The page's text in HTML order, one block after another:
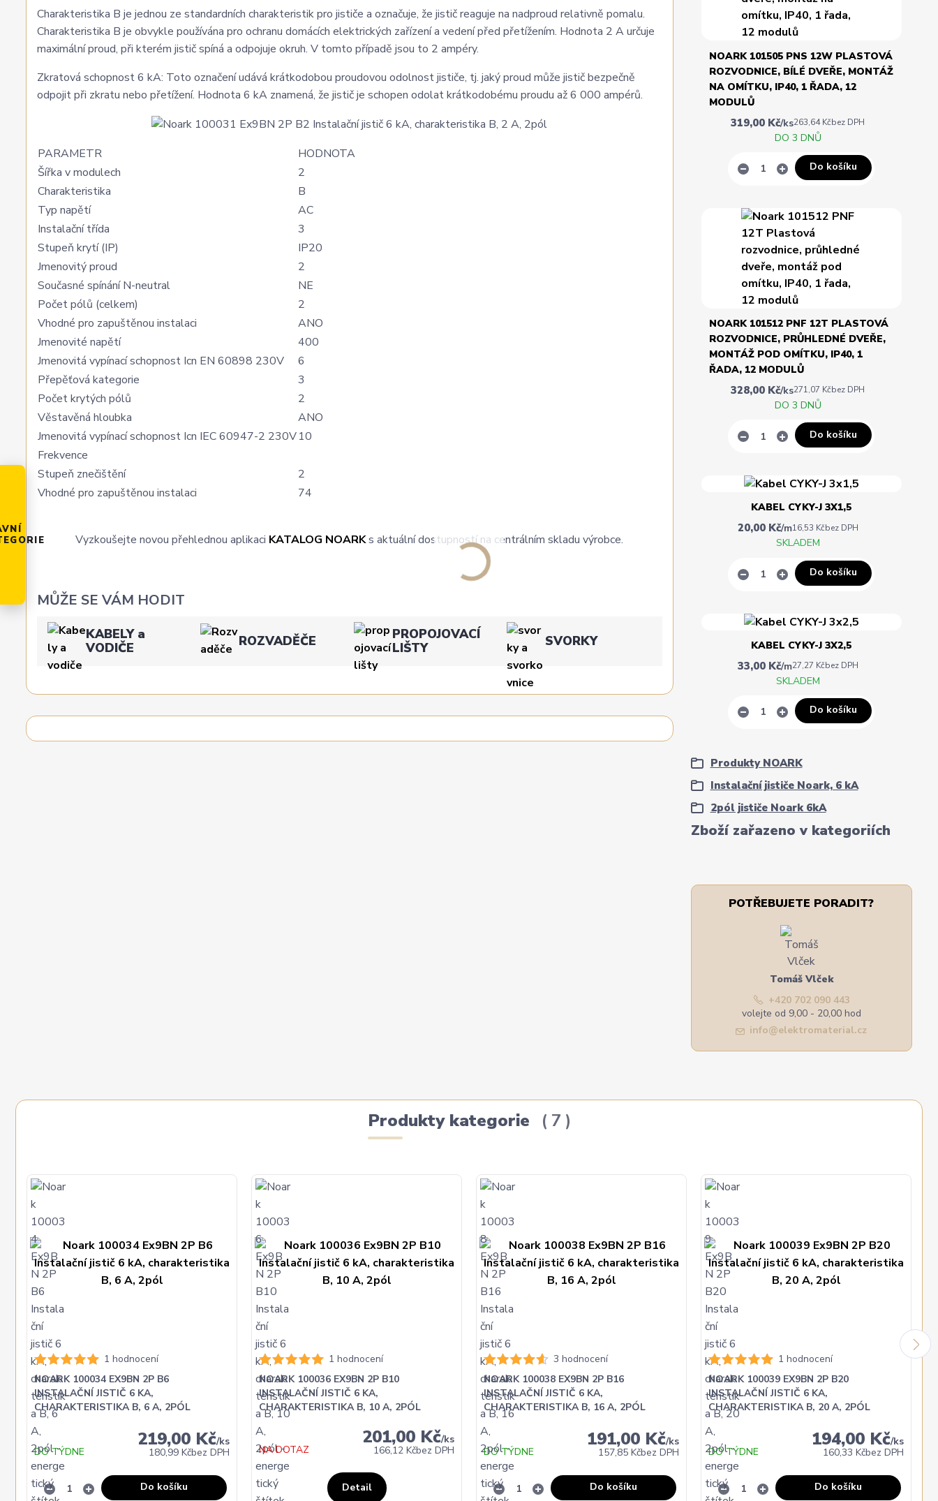
Charakteristika B je jednou ze standardních charakteristik pro jističe a označuje, že jistič reaguje na nadproud relativně pomalu.
Charakteristika B je obvykle používána pro ochranu domácích elektrických zařízení a vedení před přetížením. Hodnota 2 A určuje
maximální proud, při kterém jistič spíná a odpojuje okruh. V tomto případě jsou to 2 ampéry.
Zkratová schopnost 6 kA: Toto označení udává krátkodobou proudovou odolnost jističe, tj. jaký proud může jistič bezpečně
odpojit při zkratu nebo přetížení. Hodnota 6 kA znamená, že jistič je schopen odolat krátkodobému proudu až 6 000 ampérů.
PARAMETR
HODNOTA
Šířka v modulech
2
Charakteristika
B
Typ napětí
AC
Instalační třída
3
Stupeň krytí (IP)
IP20
Jmenovitý proud
2
Současné spínání N-neutral
NE
Počet pólů (celkem)
2
Vhodné pro zapuštěnou instalaci
ANO
Jmenovité napětí
400
Jmenovitá vypínací schopnost Icn EN 60898 230V
6
Přepěťová kategorie
3
Počet krytých pólů
2
Věstavěná hloubka
ANO
Jmenovitá vypínací schopnost Icn IEC 60947-2 230V10
Frekvence
Stupeň znečištění
2
Vhodné pro zapuštěnou instalaci
74
Vyzkoušejte novou přehlednou aplikaci KATALOG NOARKs aktuální dostupností na centrálním skladu výrobce.
MŮŽE SE VÁM HODIT
KABELY a
VODIČE
ROZVADĚČE
PROPOJOVACÍ
LIŠTY
SVORKY
Zboží zařazeno v kategoriích
Produkty NOARK
Instalační jističe Noark, 6 kA
2pól jističe Noark 6kA
NOARK 101505 PNS 12W PLASTOVÁ
ROZVODNICE, BÍLÉ DVEŘE, MONTÁŽ
NA OMÍTKU, IP40, 1 ŘADA, 12
MODULŮ
319,00 Kč/ks263,64 Kčbez DPH
DO 3 DNŮ
Do košíku
NOARK 101512 PNF 12T PLASTOVÁ
ROZVODNICE, PRŮHLEDNÉ DVEŘE,
MONTÁŽ POD OMÍTKU, IP40, 1
ŘADA, 12 MODULŮ
328,00 Kč/ks271,07 Kčbez DPH
DO 3 DNŮ
Do košíku
KABEL CYKY-J 3X1,5
20,00 Kč/m16,53 Kčbez DPH
SKLADEM
Do košíku
KABEL CYKY-J 3X2,5
33,00 Kč/m27,27 Kčbez DPH
SKLADEM
Do košíku
POTŘEBUJETE PORADIT?
Tomáš Vlček
+420 702 090 443
volejte od 9,00 - 20,00 hod
info@elektromaterial.cz
Produkty kategorie 7
1 hodnocení
NOARK 100034 EX9BN 2P B6
INSTALAČNÍ JISTIČ 6 KA,
CHARAKTERISTIKA B, 6 A, 2PÓL
219,00 Kč/ks
180,99 Kčbez DPH
DO TÝDNE
Do košíku
1 hodnocení
NOARK 100036 EX9BN 2P B10
INSTALAČNÍ JISTIČ 6 KA,
CHARAKTERISTIKA B, 10 A, 2PÓL
201,00 Kč/ks
166,12 Kčbez DPH
NA DOTAZ
Detail
3 hodnocení
NOARK 100038 EX9BN 2P B16
INSTALAČNÍ JISTIČ 6 KA,
CHARAKTERISTIKA B, 16 A, 2PÓL
191,00 Kč/ks
157,85 Kčbez DPH
DO TÝDNE
Do košíku
1 hodnocení
NOARK 100039 EX9BN 2P B20
INSTALAČNÍ JISTIČ 6 KA,
CHARAKTERISTIKA B, 20 A, 2PÓL
194,00 Kč/ks
160,33 Kčbez DPH
DO TÝDNE
Do košíku